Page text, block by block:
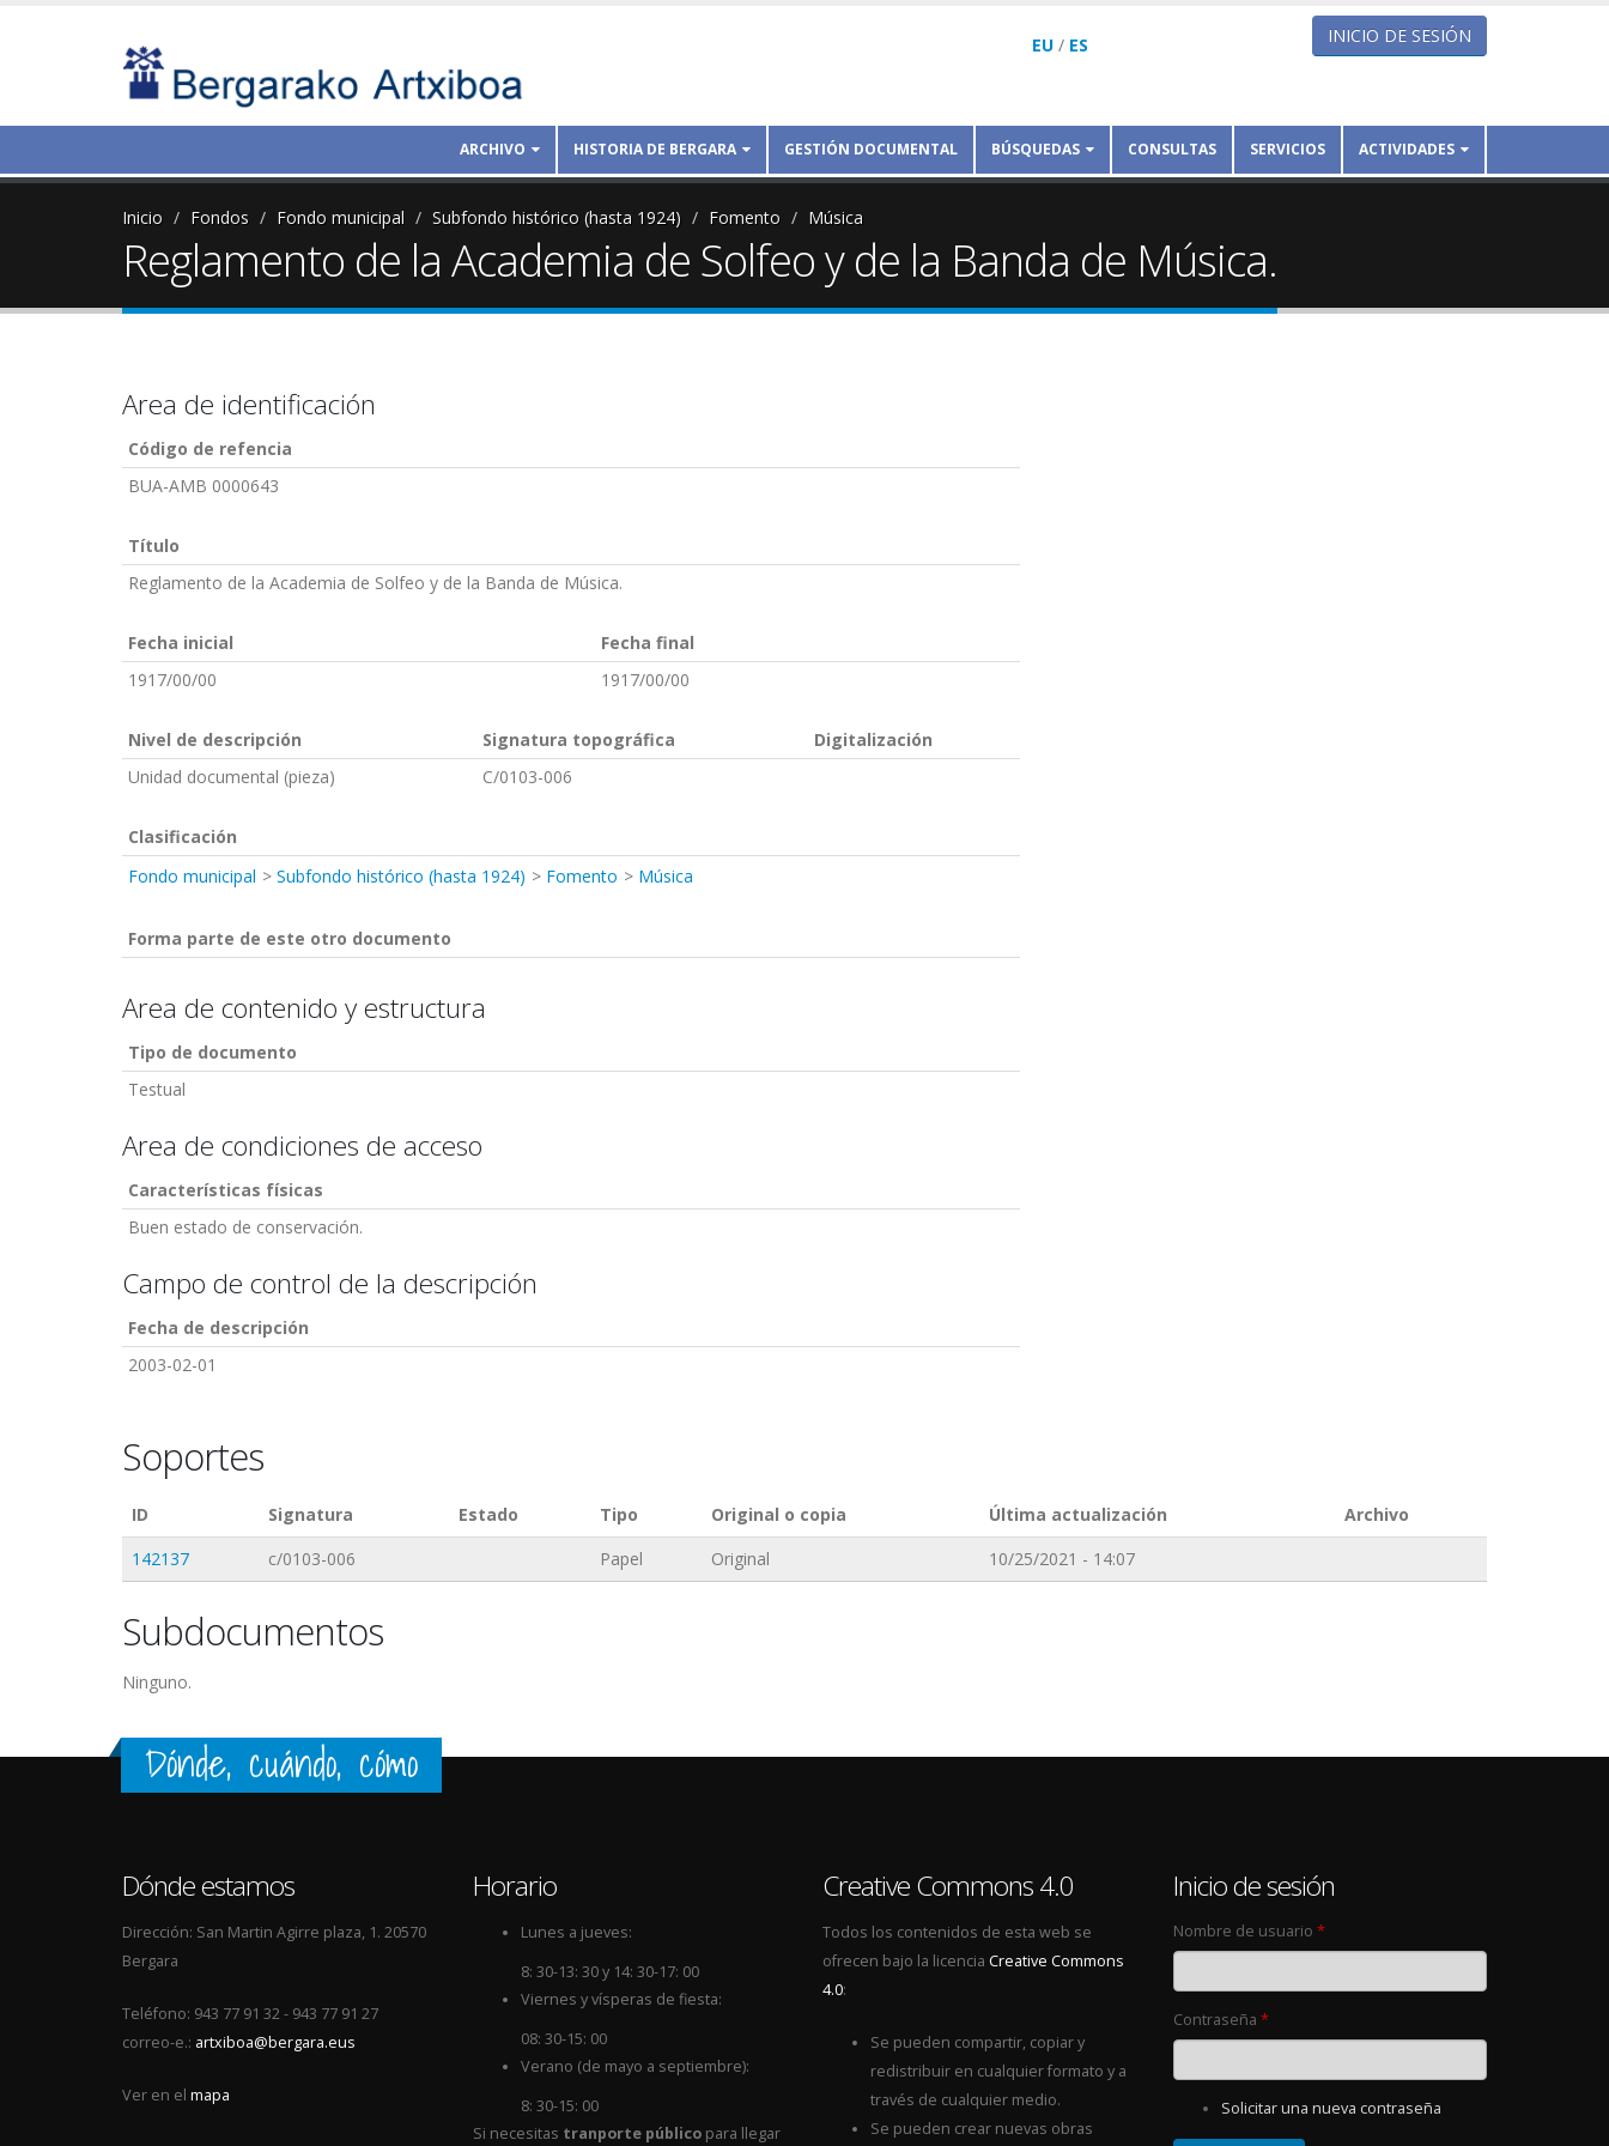
EU / ES INICIO DE SESIÓN
ARCHIVO HISTORIA DE BERGARA GESTIÓN DOCUMENTAL BÚSQUEDAS CONSULTAS SERVICIOS ACTIVIDADES
Inicio Fondos Fondo municipal Subfondo histórico (hasta 1924) Fomento Música
Reglamento de la Academia de Solfeo y de la Banda de Música.
Area de identificación
Código de refencia
BUA-AMB 0000643
Título
Reglamento de la Academia de Solfeo y de la Banda de Música.
Fecha inicial
Fecha final
1917/00/00
1917/00/00
Nivel de descripción Signatura topográfica
Digitalización
Unidad documental (pieza)
C/0103-006
Clasificación
Fondo municipal
Subfondo histórico (hasta 1924) Fomento Música
Forma parte de este otro documento
Area de contenido y estructura
Tipo de documento
Testual
Area de condiciones de acceso
Características físicas
Buen estado de conservación.
Campo de control de la descripción
Fecha de descripción
2003-02-01
Soportes
ID Signatura Estado Tipo Original o copia Última actualización
Archivo
142137
c/0103-006 Papel Original 10/25/2021 - 14:07
Subdocumentos
Ninguno.
Dónde, cuándo, cómo
Dónde estamos
Dirección: San Martin Agirre plaza, 1. 20570
Bergara
Teléfono: 943 77 91 32 - 943 77 91 27
correo-e.: artxiboa@bergara.eus
Ver en el mapa
Horario
Lunes a jueves:
8: 30-13: 30 y 14: 30-17: 00
Viernes y vísperas de fiesta:
08: 30-15: 00
Verano (de mayo a septiembre):
8: 30-15: 00
Si necesitas tranporte públicopara llegar
Creative Commons 4.0
Todos los contenidos de esta web se
ofrecen bajo la licencia Creative Commons
4.0:
Se pueden compartir, copiar y
redistribuir en cualquier formato y a
través de cualquier medio.
Se pueden crear nuevas obras
Inicio de sesión
Nombre de usuario *
Contraseña *
Solicitar una nueva contraseña